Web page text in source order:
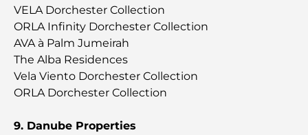
Écoles américaines à Dubaï : Guide complet pour
les parents
Activités divertissantes à Dubaï pour adultes : les
meilleures façons de profiter de la ville
architecturales de la ville
VELA Dorchester Collection
ORLA Infinity Dorchester Collection
AVA à Palm Jumeirah
The Alba Residences
Vela Viento Dorchester Collection
ORLA Dorchester Collection
9. Danube Properties